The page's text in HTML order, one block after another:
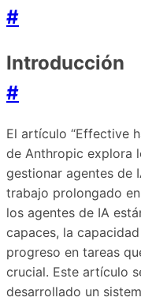
#
Introducción
#
El artículo “Effective
de Anthropic explora
gestionar agentes de
trabajo prolongado
los agentes de IA
capaces, la
progreso en tareas
crucial. Este artículo
desarrollado un